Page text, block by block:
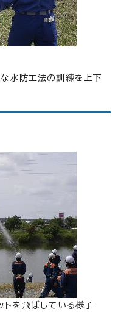
水防工法の訓練を上下
トを飛ばしている様子